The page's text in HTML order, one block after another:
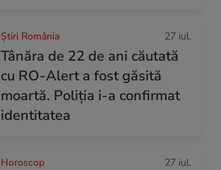
Știri România 27 iul.
Tânăra de 22 de ani căutată
cu RO-Alert a fost găsită
moartă. Poliția i-a confirmat
identitatea
Horoscop 27 iul.